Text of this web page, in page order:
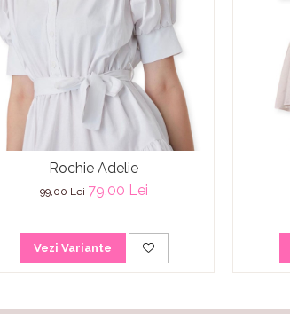
Rochie Adelie
99,00 Lei79,00 Lei
Vezi Variante